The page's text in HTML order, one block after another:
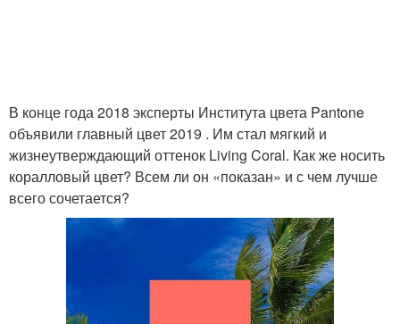
В конце года 2018 эксперты Института цвета Pantone
объявили главный цвет 2019 . Им стал мягкий и
жизнеутверждающий оттенок Living Coral. Как же носить
коралловый цвет? Всем ли он «показан» и с чем лучше
всего сочетается?